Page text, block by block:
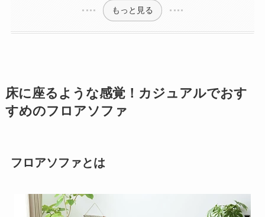
もっと見る
床に座るような感覚！カジュアルでおす
すめのフロアソファ
フロアソファとは